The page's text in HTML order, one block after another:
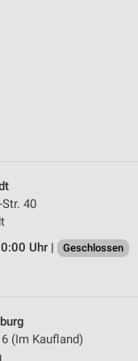
40
Uhr |
Geschlossen
(Im Kaufland)
Informationen